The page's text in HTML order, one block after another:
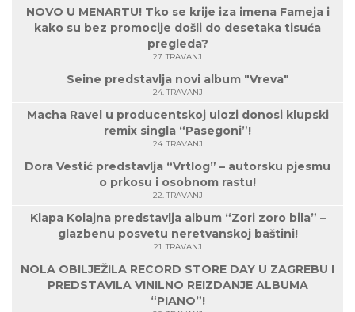
NOVO U MENARTU! Tko se krije iza imena Fameja i
kako su bez promocije došli do desetaka tisuća
pregleda?
27. TRAVANJ
Seine predstavlja novi album "Vreva"
24. TRAVANJ
Macha Ravel u producentskoj ulozi donosi klupski
remix singla “Pasegoni”!
24. TRAVANJ
Dora Vestić predstavlja “Vrtlog” – autorsku pjesmu
o prkosu i osobnom rastu!
22. TRAVANJ
Klapa Kolajna predstavlja album “Zori zoro bila” –
glazbenu posvetu neretvanskoj baštini!
21. TRAVANJ
NOLA OBILJEŽILA RECORD STORE DAY U ZAGREBU I
PREDSTAVILA VINILNO REIZDANJE ALBUMA
“PIANO”!